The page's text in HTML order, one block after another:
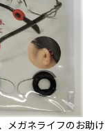
メガネライフのお助け